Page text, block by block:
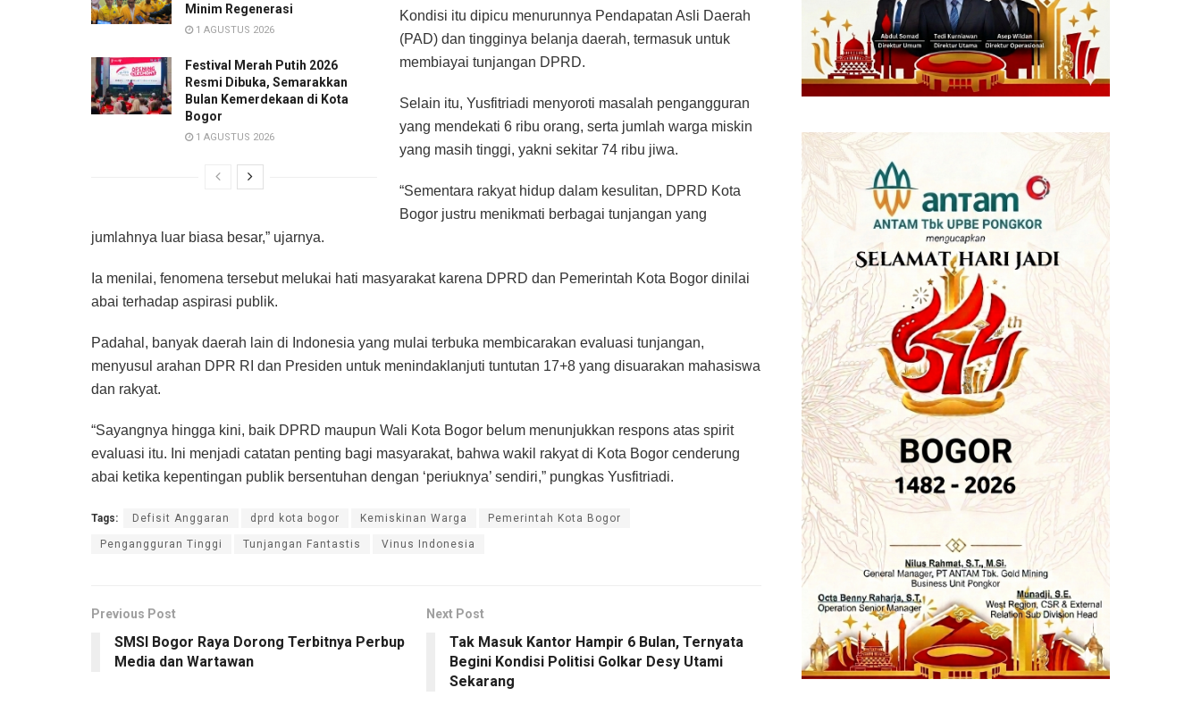
Minim Regenerasi
1 AGUSTUS 2026
Festival Merah Putih 2026
Resmi Dibuka, Semarakkan
Bulan Kemerdekaan di Kota
Bogor
1 AGUSTUS 2026
Kondisi itu dipicu menurunnya Pendapatan Asli Daerah
(PAD) dan tingginya belanja daerah, termasuk untuk
membiayai tunjangan DPRD.
Selain itu, Yusfitriadi menyoroti masalah pengangguran
yang mendekati 6 ribu orang, serta jumlah warga miskin
yang masih tinggi, yakni sekitar 74 ribu jiwa.
“Sementara rakyat hidup dalam kesulitan, DPRD Kota
Bogor justru menikmati berbagai tunjangan yang
jumlahnya luar biasa besar,” ujarnya.
Ia menilai, fenomena tersebut melukai hati masyarakat karena DPRD dan Pemerintah Kota Bogor dinilai
abai terhadap aspirasi publik.
Padahal, banyak daerah lain di Indonesia yang mulai terbuka membicarakan evaluasi tunjangan,
menyusul arahan DPR RI dan Presiden untuk menindaklanjuti tuntutan 17+8 yang disuarakan mahasiswa
dan rakyat.
“Sayangnya hingga kini, baik DPRD maupun Wali Kota Bogor belum menunjukkan respons atas spirit
evaluasi itu. Ini menjadi catatan penting bagi masyarakat, bahwa wakil rakyat di Kota Bogor cenderung
abai ketika kepentingan publik bersentuhan dengan ‘periuknya’ sendiri,” pungkas Yusfitriadi.
Tags: Defisit Anggaran dprd kota bogor Kemiskinan Warga Pemerintah Kota Bogor
Pengangguran Tinggi Tunjangan Fantastis Vinus Indonesia
Previous Post
SMSI Bogor Raya Dorong Terbitnya Perbup
Media dan Wartawan
Next Post
Tak Masuk Kantor Hampir 6 Bulan, Ternyata
Begini Kondisi Politisi Golkar Desy Utami
Sekarang